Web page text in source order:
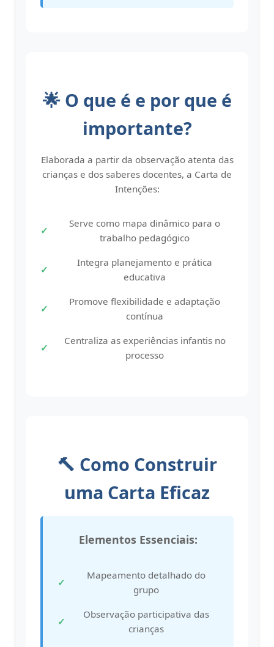
🌟 O que é e por que é
importante?
Elaborada a partir da observação atenta das
crianças e dos saberes docentes, a Carta de
Intenções:
Serve como mapa dinâmico para o
trabalho pedagógico
Integra planejamento e prática
educativa
Promove flexibilidade e adaptação
contínua
Centraliza as experiências infantis no
processo
🔨 Como Construir
uma Carta Eficaz
Elementos Essenciais:
Mapeamento detalhado do
grupo
Observação participativa das
crianças